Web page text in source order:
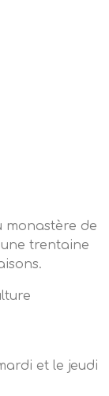
monastère de
trentaine
et le jeudi